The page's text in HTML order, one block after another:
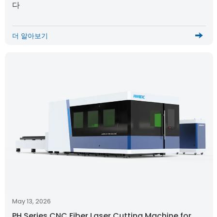
다
더 알아보기
May 13, 2026